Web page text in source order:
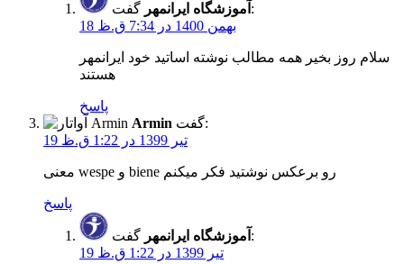
آموزشگاه ایرانمهر گفت:
18 بهمن 1400 در 7:34 ق.ظ
سلام روز بخیر همه مطالب نوشته اساتید خود ایرانمهر
هستند
پاسخ
Armin
گفت:
19 تیر 1399 در 1:22 ق.ظ
معنی wespe و biene رو برعکس نوشتید فکر میکنم
پاسخ
آموزشگاه ایرانمهر گفت:
19 تیر 1399 در 1:22 ق.ظ